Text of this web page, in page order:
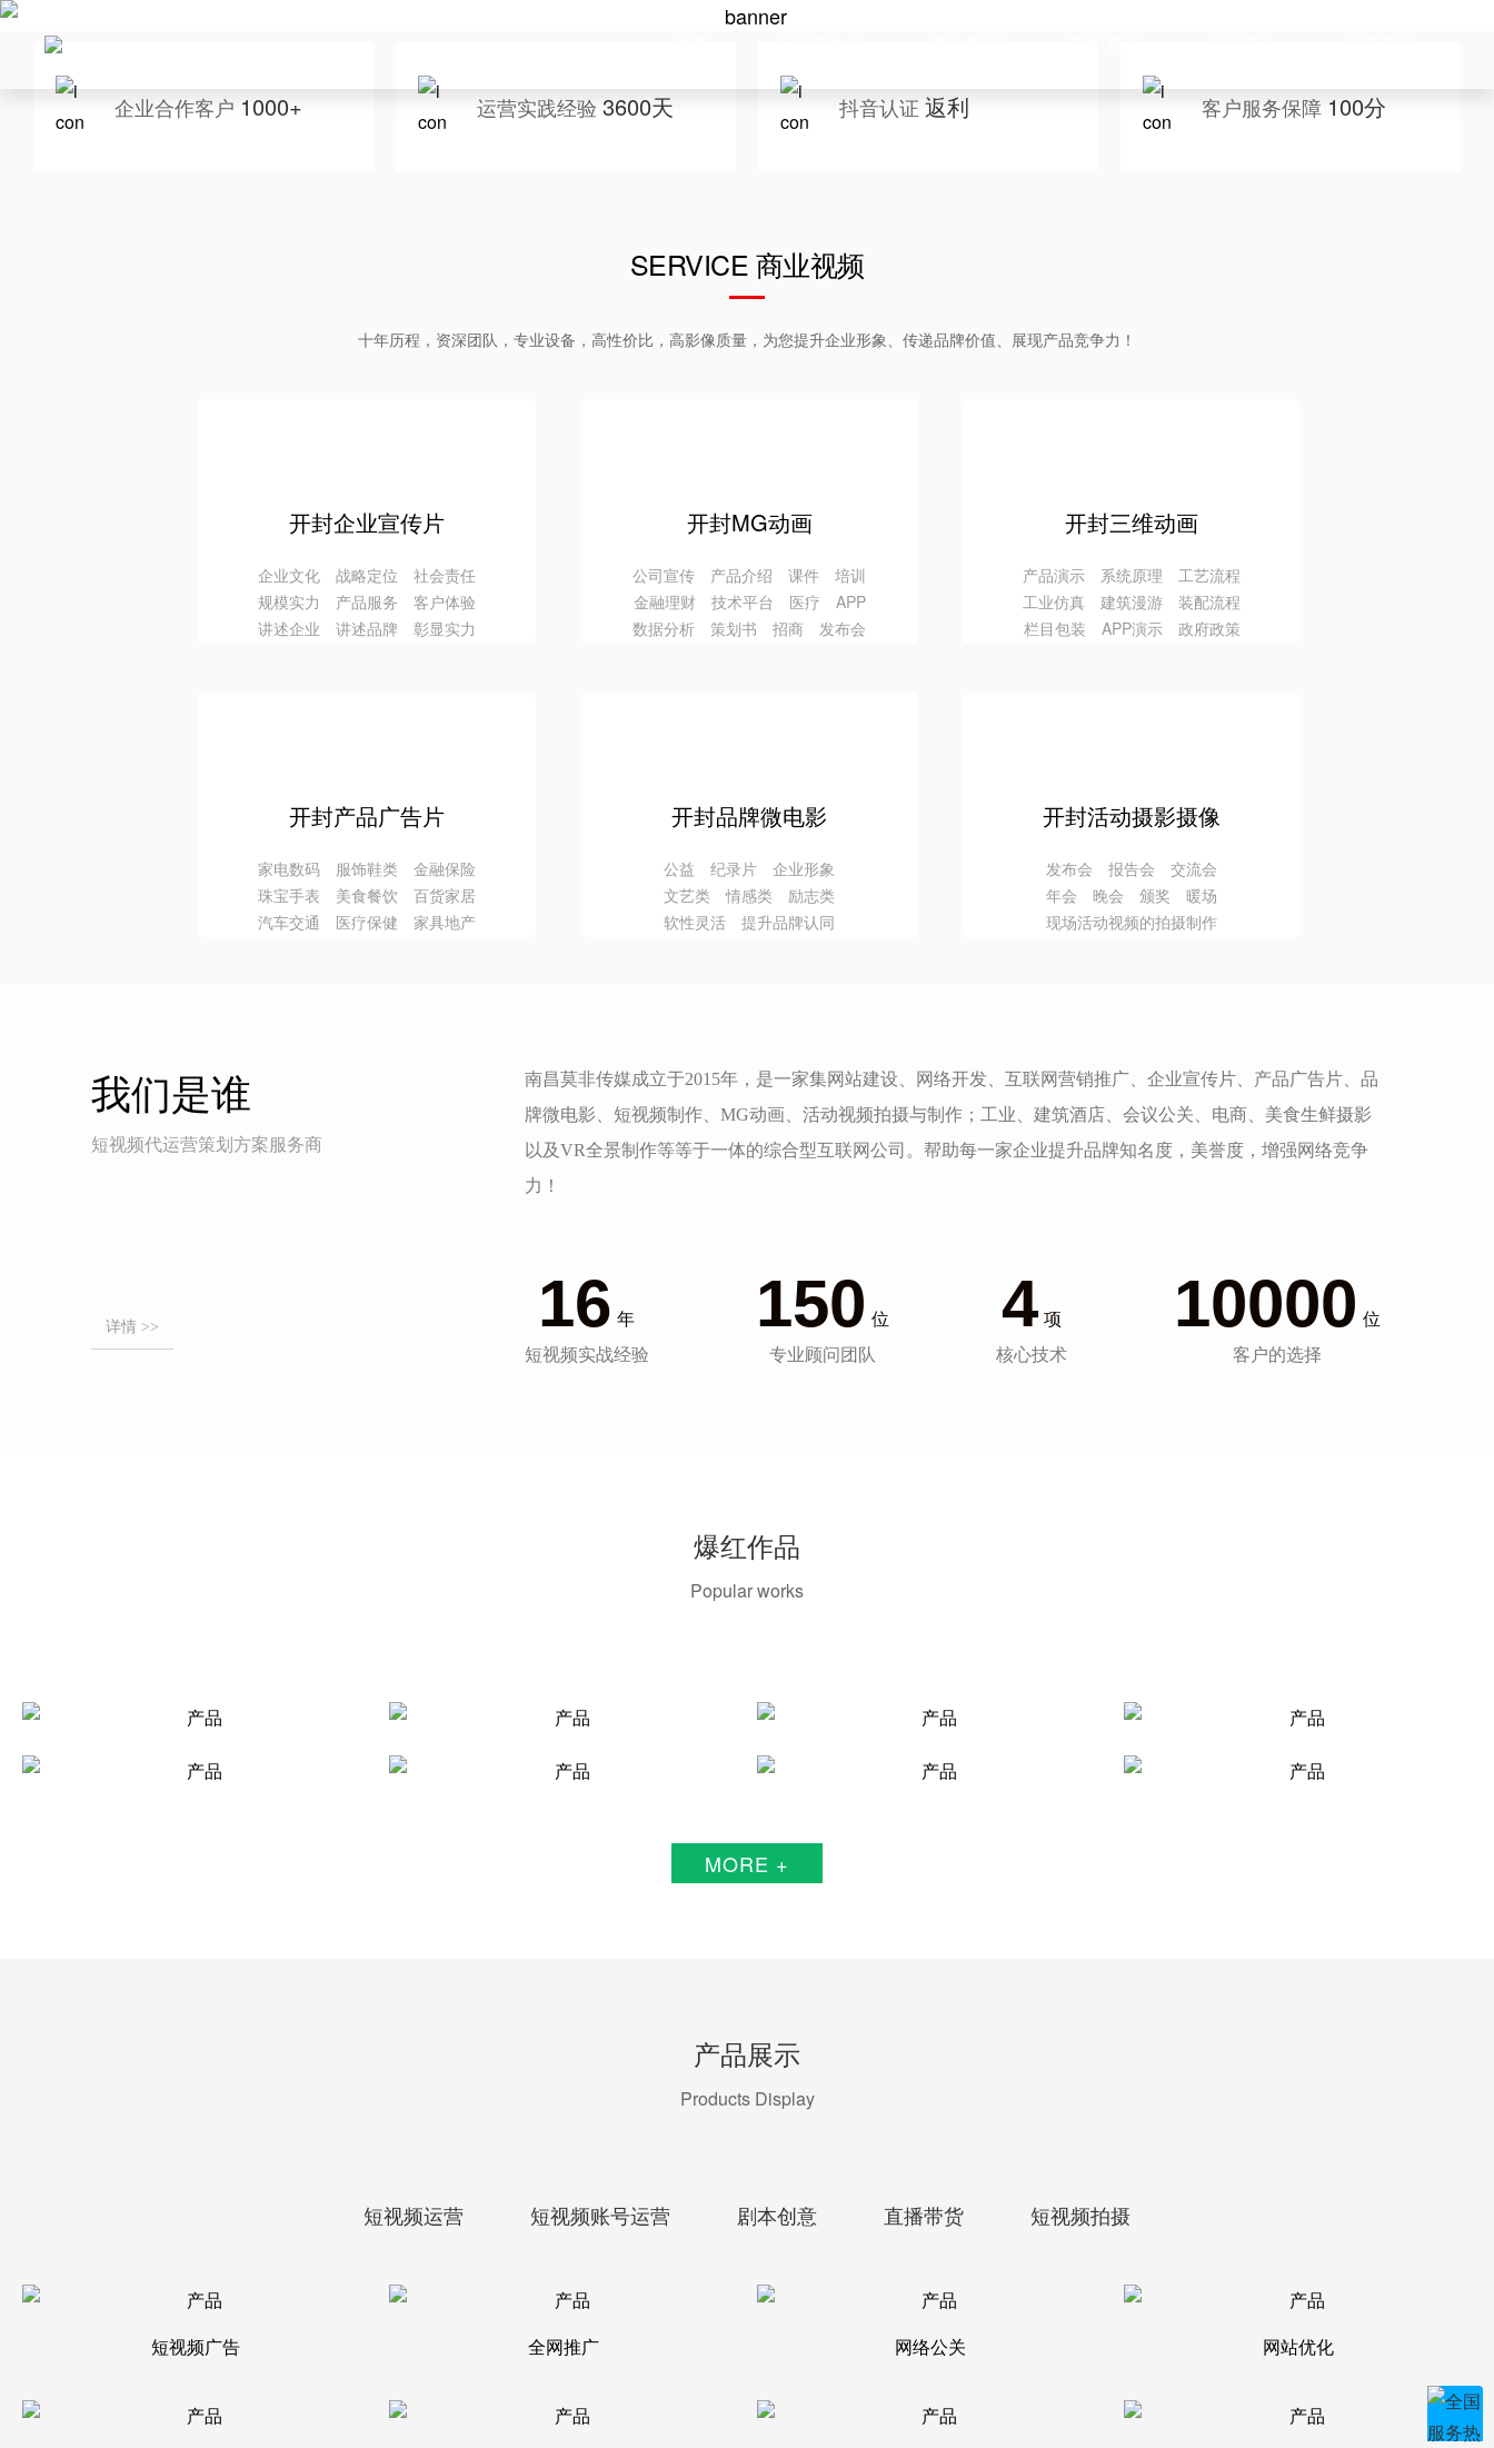
企业合作客户 1000+ 运营实践经验 3600天 抖音认证 返利 客户服务保障 100分
SERVICE 商业视频
十年历程，资深团队，专业设备，高性价比，高影像质量，为您提升企业形象、传递品牌价值、展现产品竞争力！
开封企业宣传片
企业文化 战略定位 社会责任
规模实力 产品服务 客户体验
讲述企业 讲述品牌 彰显实力
开封MG动画
公司宣传 产品介绍 课件 培训
金融理财 技术平台 医疗 APP
数据分析 策划书 招商 发布会
开封三维动画
产品演示 系统原理 工艺流程
工业仿真 建筑漫游 装配流程
栏目包装 APP演示 政府政策
开封产品广告片
家电数码 服饰鞋类 金融保险
珠宝手表 美食餐饮 百货家居
汽车交通 医疗保健 家具地产
开封品牌微电影
公益 纪录片 企业形象
文艺类 情感类 励志类
软性灵活 提升品牌认同
开封活动摄影摄像
发布会 报告会 交流会
年会 晚会 颁奖 暖场
现场活动视频的拍摄制作
我们是谁
短视频代运营策划方案服务商
详情 >>
南昌莫非传媒成立于2015年，是一家集网站建设、网络开发、互联网营销推广、企业宣传片、产品广告片、品
牌微电影、短视频制作、MG动画、活动视频拍摄与制作；工业、建筑酒店、会议公关、电商、美食生鲜摄影
以及VR全景制作等等于一体的综合型互联网公司。帮助每一家企业提升品牌知名度，美誉度，增强网络竞争
力！
16 年
短视频实战经验
150 位
专业顾问团队
4 项
核心技术
10000 位
客户的选择
爆红作品
Popular works
MORE +
产品展示
Products Display
短视频运营 短视频账号运营 剧本创意 直播带货 短视频拍摄
短视频广告 全网推广 网络公关 网站优化